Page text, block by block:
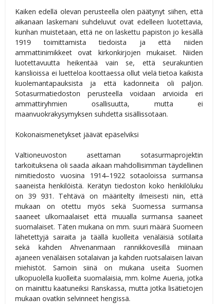
Kaiken edellä olevan perusteella olen päätynyt siihen, että
aikanaan laskemani suhdeluvut ovat edelleen luotettavia,
kunhan muistetaan, että ne on laskettu papiston jo kesällä
1919 toimittamista tiedoista ja että niiden
ammattinimikkeet ovat kirkonkirjojen mukaiset. Niiden
luotettavuutta heikentää vain se, että seurakuntien
kanslioissa ei luetteloa koottaessa ollut vielä tietoa kaikista
kuolemantapauksista ja että kadonneita oli paljon.
Sotasurmatiedoston perusteella voidaan arvioida eri
ammattiryhmien osallisuutta, mutta ei
maanvuokrakysymyksen suhdetta sisällissotaan.
Kokonaismenetykset jäävät epäselviksi
Valtioneuvoston asettaman sotasurmaprojektin
tarkoituksena oli saada aikaan mahdollisimman täydellinen
nimitiedosto vuosina 1914–1922 sotaoloissa surmansa
saaneista henkilöistä. Kerätyn tiedoston koko henkilöluku
on 39 931. Tehtävä on määritelty ilmeisesti niin, että
mukaan on otettu myös sekä Suomessa surmansa
saaneet ulkomaalaiset että muualla surmansa saaneet
suomalaiset. Täten mukana on mm. suuri määrä Suomeen
lähetettyjä sairaita ja täällä kuolleita venäläisiä sotilaita
sekä kahden Ahvenanmaan rannikkovesillä miinaan
ajaneen venäläisen sotalaivan ja kahden ruotsalaisen laivan
miehistöt. Samoin siinä on mukana useita Suomen
ulkopuolella kuolleita suomalaisia, mm. kolme Aueria, jotka
on mainittu kaatuneiksi Ranskassa, mutta jotka lisätietojen
mukaan ovatkin selvinneet hengissä.